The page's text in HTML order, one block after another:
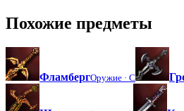
Похожие предметы
ФламбергОружие · C